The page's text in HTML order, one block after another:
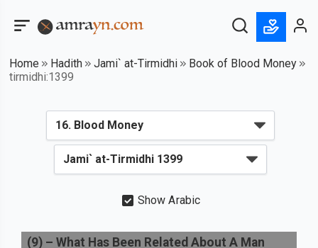
Home Hadith Jami` at-Tirmidhi
Book of Blood Money
tirmidhi:1399
Show Arabic
(9) – What Has Been Related About A Man